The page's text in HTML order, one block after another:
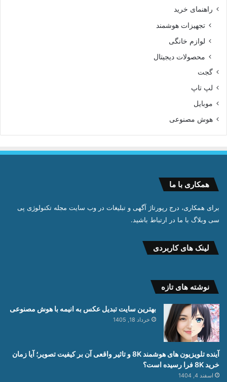
راهنمای خرید
تجهیزات هوشمند
لوازم خانگی
محصولات دیجیتال
گجت
لپ تاپ
موبایل
هوش مصنوعی
همکاری با ما
برای همکاری، درج رپورتاژ آگهی و تبلیغات در وب سایت مجله تکنولوژی پی
سی وبلاگ با ما در ارتباط باشید.
لینک های کاربردی
نوشته های تازه
بهترین سایت تبدیل عکس به انیمه با هوش مصنوعی
خرداد 18, 1405
آینده تلویزیون های هوشمند 8K و تاثیر واقعی آن بر کیفیت تصویر؛ آیا زمان
خرید 8K فرا رسیده است؟
اسفند 4, 1404